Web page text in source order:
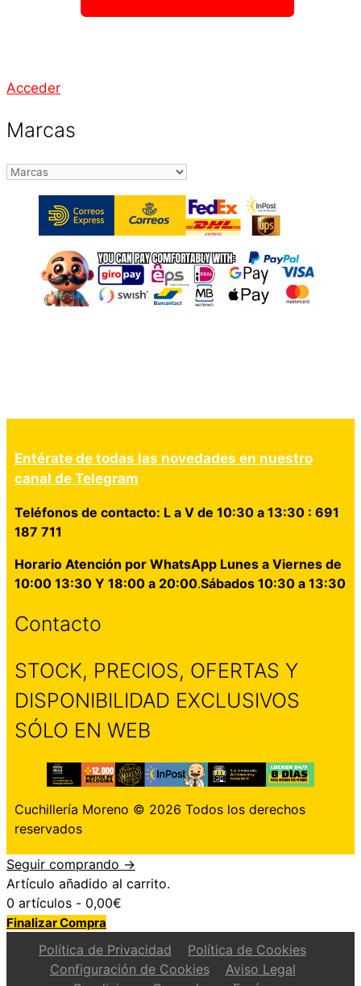
Acceder
Marcas
Entérate de todas las novedades en nuestro
canal de Telegram
Teléfonos de contacto: L a V de 10:30 a 13:30 : 691
187 711
Horario Atención por WhatsApp Lunes a Viernes de
10:00 13:30 Y 18:00 a 20:00.Sábados 10:30 a 13:30
Contacto
STOCK, PRECIOS, OFERTAS Y
DISPONIBILIDAD EXCLUSIVOS
SÓLO EN WEB
Cuchillería Moreno © 2026 Todos los derechos
reservados
Seguir comprando →
Artículo añadido al carrito.
0 artículos - 0,00€
Finalizar Compra
Política de Privacidad
Política de Cookies
Configuración de Cookies
Aviso Legal